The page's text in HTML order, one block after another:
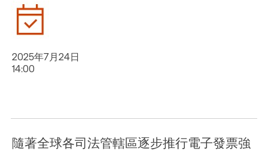
2025年7月24日
14:00
隨著全球各司法管轄區逐步推行電子發票強